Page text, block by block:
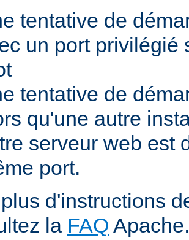
tentative de
un port privilégié
tentative de
qu'une autre
serveur web est
port.
d'instructions
la FAQ Apache.